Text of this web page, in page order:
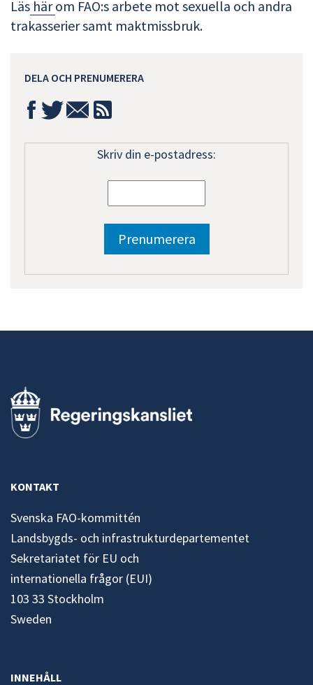
Läs härom FAO:s arbete mot sexuella och andra
trakasserier samt maktmissbruk.
DELA OCH PRENUMERERA
Skriv din e-postadress:
KONTAKT
Svenska FAO-kommittén
Landsbygds- och infrastrukturdepartementet
Sekretariatet för EU och
internationella frågor (EUI)
103 33 Stockholm
Sweden
INNEHÅLL